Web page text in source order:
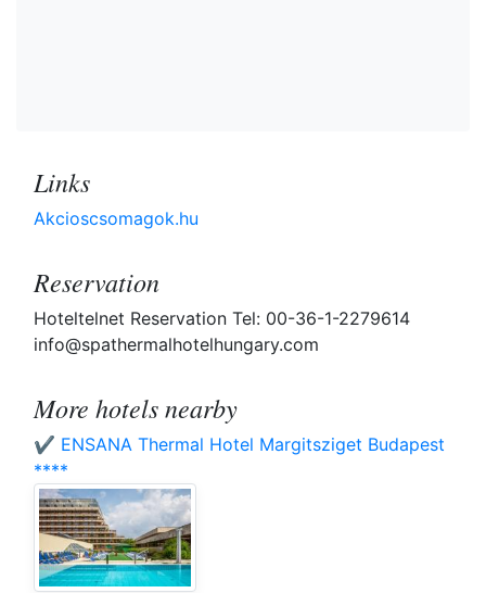
Links
Akcioscsomagok.hu
Reservation
Hoteltelnet Reservation Tel: 00-36-1-2279614
info@spathermalhotelhungary.com
More hotels nearby
✔️ ENSANA Thermal Hotel Margitsziget Budapest
****